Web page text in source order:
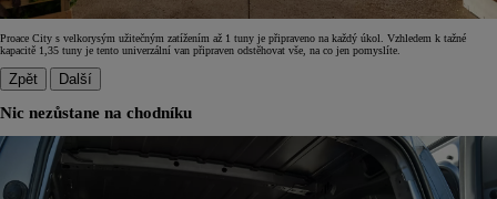
Proace City s velkorysým užitečným zatížením až 1 tuny je připraveno na každý úkol. Vzhledem k tažné
kapacitě 1,35 tuny je tento univerzální van připraven odstěhovat vše, na co jen pomyslíte.
Zpět Další
Nic nezůstane na chodníku